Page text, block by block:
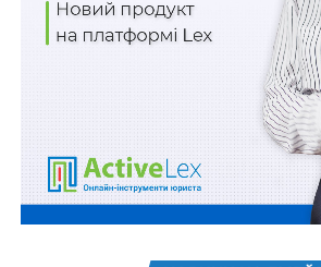
судового збору у справах,
421 млн грн на модернізацію
Про посвідчення договорів
нерухомості нотаріуси
контролюючі органи в е-
Призупинено переведення
здобувачів фахової